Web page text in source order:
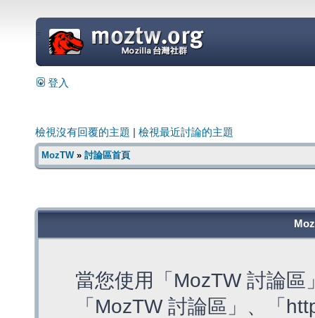
=
登入
檢視沒有回覆的主題 檢視最近討論的主題
MozTW» 討論區首頁
當您使用「MozTW 討論
「MozTW 討論區」、「